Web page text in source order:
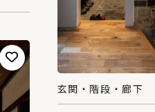
玄関・階段・廊下